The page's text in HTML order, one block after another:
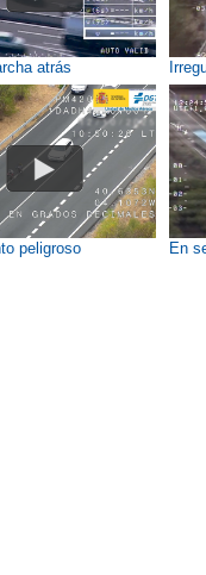
atrás
peligroso En